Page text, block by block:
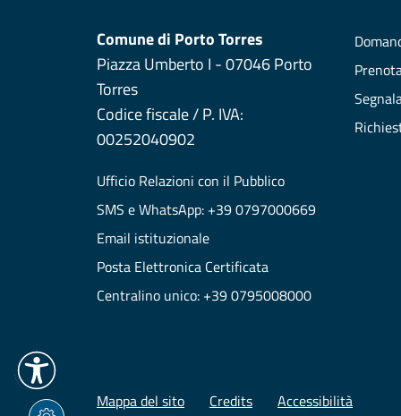
Comune di Porto Torres
Piazza Umberto I - 07046 Porto
Torres
Codice fiscale / P. IVA:
00252040902
Ufficio Relazioni con il Pubblico
SMS e WhatsApp: +39 0797000669
Email istituzionale
Posta Elettronica Certificata
Centralino unico: +39 0795008000
Mappa del sito Credits Accessibilità